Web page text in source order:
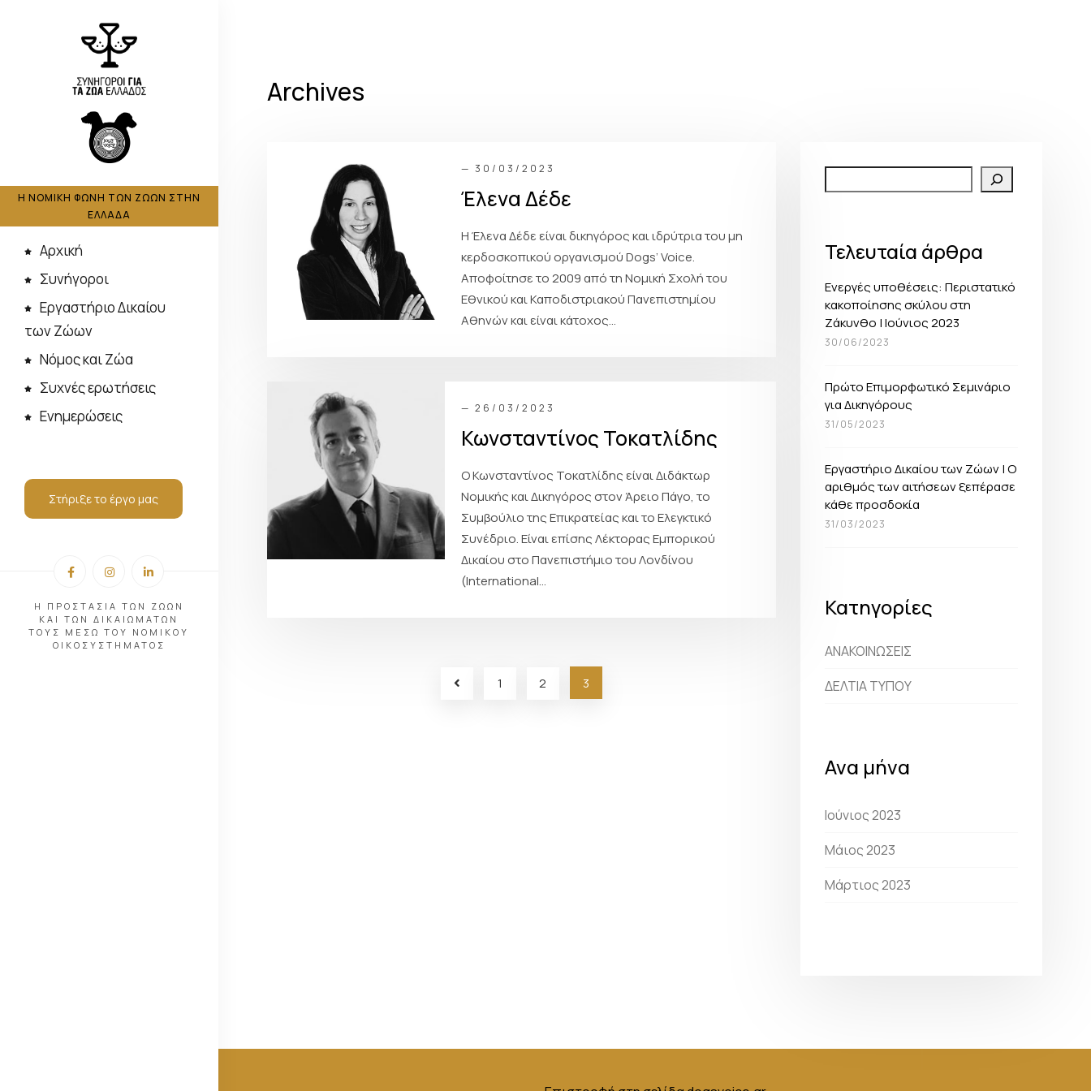
Η ΝΟΜΙΚΗ ΦΩΝΗ ΤΩΝ ΖΩΩΝ ΣΤΗΝ
ΕΛΛΑΔΑ
Αρχική
Συνήγοροι
Εργαστήριο Δικαίου
των Ζώων
Νόμος και Ζώα
Συχνές ερωτήσεις
Ενημερώσεις
Στήριξε το έργο μας
Η ΠΡΟΣΤΑΣΙΑ ΤΩΝ ΖΩΩΝ
ΚΑΙ ΤΩΝ ΔΙΚΑΙΩΜΑΤΩΝ
ΤΟΥΣ ΜΕΣΩ ΤΟΥ ΝΟΜΙΚΟΥ
ΟΙΚΟΣΥΣΤΗΜΑΤΟΣ
Archives
— 30/03/2023
Έλενα Δέδε
Η Έλενα Δέδε είναι δικηγόρος και ιδρύτρια του μη
κερδοσκοπικού οργανισμού Dogs’ Voice.
Αποφοίτησε το 2009 από τη Νομική Σχολή του
Εθνικού και Καποδιστριακού Πανεπιστημίου
Αθηνών και είναι κάτοχος...
— 26/03/2023
Κωνσταντίνος Τοκατλίδης
Ο Κωνσταντίνος Τοκατλίδης είναι Διδάκτωρ
Νομικής και Δικηγόρος στον Άρειο Πάγο, το
Συμβούλιο της Επικρατείας και το Ελεγκτικό
Συνέδριο. Είναι επίσης Λέκτορας Εμπορικού
Δικαίου στο Πανεπιστήμιο του Λονδίνου
(International...
1 2 3
Τελευταία άρθρα
Ενεργές υποθέσεις: Περιστατικό
κακοποίησης σκύλου στη
Ζάκυνθο | Ιούνιος 2023
30/06/2023
Πρώτο Επιμορφωτικό Σεμινάριο
για Δικηγόρους
31/05/2023
Εργαστήριο Δικαίου των Ζώων | O
αριθμός των αιτήσεων ξεπέρασε
κάθε προσδοκία
31/03/2023
Κατηγορίες
ΑΝΑΚΟΙΝΩΣΕΙΣ
ΔΕΛΤΙΑ ΤΥΠΟΥ
Ανα μήνα
Ιούνιος 2023
Μάιος 2023
Μάρτιος 2023